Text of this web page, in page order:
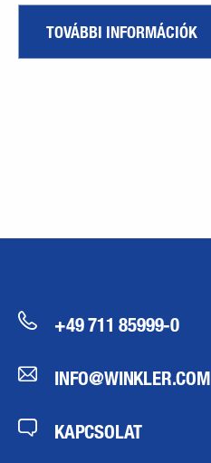
TOVÁBBI INFORMÁCIÓK
+49 711 85999-0
INFO@WINKLER.COM
KAPCSOLAT